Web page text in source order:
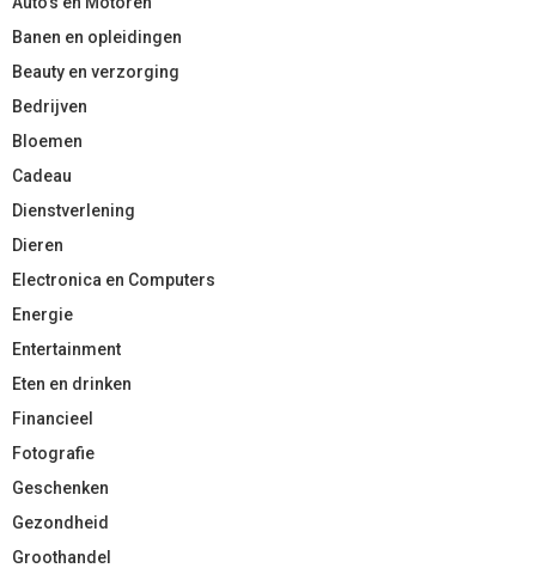
Banen en opleidingen
Beauty en verzorging
Bedrijven
Bloemen
Cadeau
Dienstverlening
Dieren
Electronica en Computers
Energie
Entertainment
Eten en drinken
Financieel
Fotografie
Geschenken
Gezondheid
Groothandel